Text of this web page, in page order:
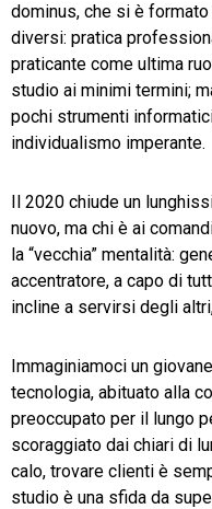
dominus, che si è
diversi: pratica
praticante come ultima
studio ai minimi termini;
pochi strumenti
individualismo imperante.
Il 2020 chiude un
nuovo, ma chi è ai
la “vecchia” mentalità:
accentratore, a capo di
incline a servirsi degli
Immaginiamoci un
tecnologia, abituato alla
preoccupato per il lungo
scoraggiato dai chiari di
calo, trovare clienti è
studio è una sfida da